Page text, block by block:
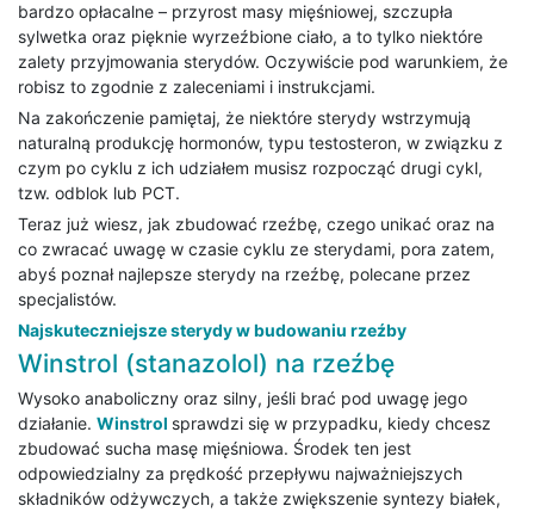
bardzo opłacalne – przyrost masy mięśniowej, szczupła
sylwetka oraz pięknie wyrzeźbione ciało, a to tylko niektóre
zalety przyjmowania sterydów. Oczywiście pod warunkiem, że
robisz to zgodnie z zaleceniami i instrukcjami.
Na zakończenie pamiętaj, że niektóre sterydy wstrzymują
naturalną produkcję hormonów, typu testosteron, w związku z
czym po cyklu z ich udziałem musisz rozpocząć drugi cykl,
tzw. odblok lub PCT.
Teraz już wiesz, jak zbudować rzeźbę, czego unikać oraz na
co zwracać uwagę w czasie cyklu ze sterydami, pora zatem,
abyś poznał najlepsze sterydy na rzeźbę, polecane przez
specjalistów.
Najskuteczniejsze sterydy w budowaniu rzeźby
Winstrol (stanazolol) na rzeźbę
Wysoko anaboliczny oraz silny, jeśli brać pod uwagę jego
działanie. Winstrol sprawdzi się w przypadku, kiedy chcesz
zbudować sucha masę mięśniowa. Środek ten jest
odpowiedzialny za prędkość przepływu najważniejszych
składników odżywczych, a także zwiększenie syntezy białek,